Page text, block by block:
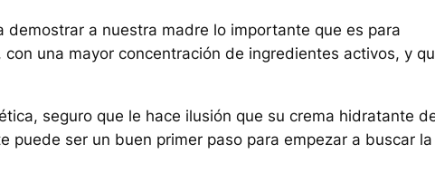
a nuestra madre lo importante que es para
una mayor concentración de ingredientes activos, y
seguro que le hace ilusión que su crema hidratante
puede ser un buen primer paso para empezar a buscar la